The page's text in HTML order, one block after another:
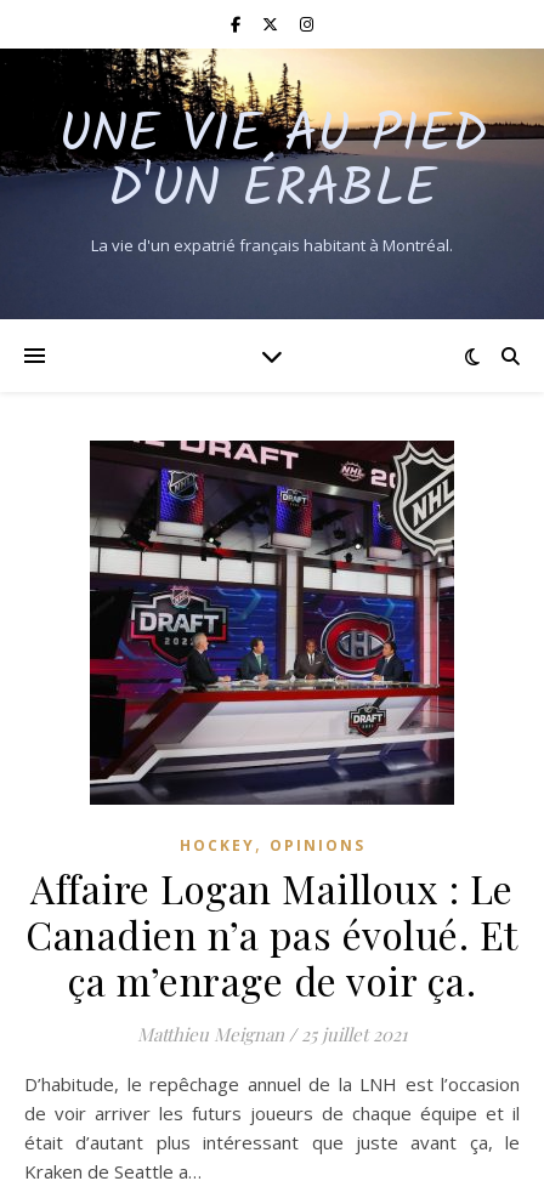
UNE VIE AU PIED
D'UN ÉRABLE
La vie d'un expatrié français habitant à Montréal.
HOCKEY, OPINIONS
Affaire Logan Mailloux : Le
Canadien n’a pas évolué. Et
ça m’enrage de voir ça.
Matthieu Meignan / 25 juillet 2021
D’habitude, le repêchage annuel de la LNH est l’occasion
de voir arriver les futurs joueurs de chaque équipe et il
était d’autant plus intéressant que juste avant ça, le
Kraken de Seattle a…